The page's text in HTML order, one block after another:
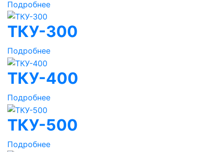
Подробнее
ТКУ-300
Подробнее
ТКУ-400
Подробнее
ТКУ-500
Подробнее